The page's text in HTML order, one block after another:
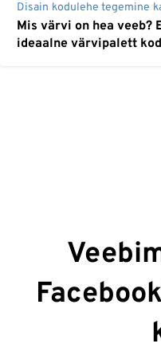
Disain kodulehe tegemine
Mis värvi on hea veeb?
ideaalne värvipalett